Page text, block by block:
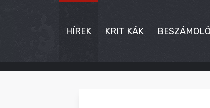
HÍREK KRITIKÁK
HÍREK